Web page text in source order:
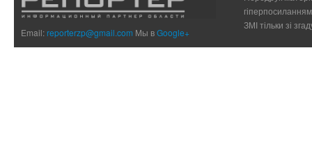
Email:reporterzp@gmail.com Мы вGoogle+
ЗМІ тільки зі